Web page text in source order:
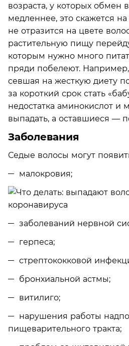
возраста, у которых обмен
медленнее, это скажется
не отразится на цвете
растительную пищу
которым нужно много
пряди побелеют.
севшая на жесткую диету
за короткий срок стать
недостатка аминокислот и
выпадать, а оставшиеся —
Заболевания
Седые волосы могут
малокровия;
заболеваний нервной
герпеса;
стрептококковой
бронхиальной астмы;
витилиго;
нарушения работы
пищеварительного тракта;